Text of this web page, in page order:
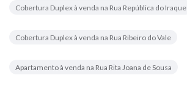
Cobertura Duplex à venda na Rua República do Iraque
Cobertura Duplex à venda na Rua Ribeiro do Vale
Apartamento à venda na Rua Rita Joana de Sousa